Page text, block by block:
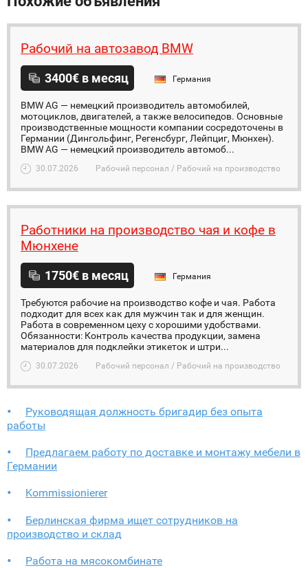
Рабочий на автозавод BMW
3400€ в месяц Германия
BMW AG — немецкий производитель автомобилей,
мотоциклов, двигателей, а также велосипедов. Основные
производственные мощности компании сосредоточены в
Германии (Дингольфинг, Регенсбург, Лейпциг, Мюнхен).
BMW AG — немецкий производитель автомоб...
30.07.2026 Рабочий персонал / Рабочий на производство
Работники на производство чая и кофе в
Мюнхене
1750€ в месяц Германия
Требуются рабочие на производство кофе и чая. Работа
подходит для всех как для мужчин так и для женщин.
Работа в современном цеху с хорошими удобствами.
Обязанности: Контроль качества продукции, замена
материалов для подклейки этикеток и штри...
30.07.2026 Рабочий персонал / Рабочий на производство
Руководящая должность бригадир без опыта
работы
Предлагаем работу по доставке и монтажу мебели в
Германии
Kommissionierer
Берлинская фирма ищет сотрудников на
производство и склад
Работа на мясокомбинате